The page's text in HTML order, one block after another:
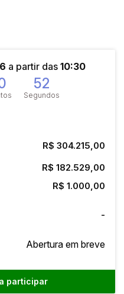
a partir das 10:30
51
Segundos
R$ 304.215,00
R$ 182.529,00
R$ 1.000,00
-
Abertura em breve
participar